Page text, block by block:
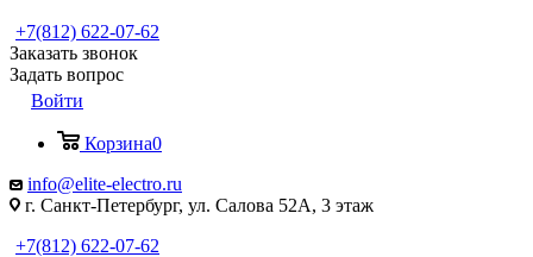
+7(812) 622-07-62
Заказать звонок
Задать вопрос
Войти
Корзина0
info@elite-electro.ru
г. Санкт-Петербург, ул. Салова 52А, 3 этаж
+7(812) 622-07-62